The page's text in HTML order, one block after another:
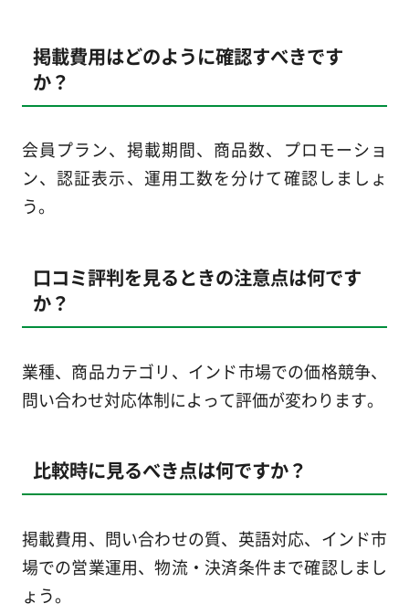
掲載費用はどのように確認すべきです
か？
会員プラン、掲載期間、商品数、プロモーショ
ン、認証表示、運用工数を分けて確認しましょ
う。
口コミ評判を見るときの注意点は何です
か？
業種、商品カテゴリ、インド市場での価格競争、
問い合わせ対応体制によって評価が変わります。
比較時に見るべき点は何ですか？
掲載費用、問い合わせの質、英語対応、インド市
場での営業運用、物流・決済条件まで確認しまし
ょう。